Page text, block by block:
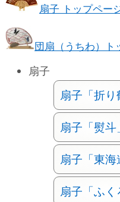
扇子 トップペー
団扇（うちわ）ト
扇子
扇子「折り
扇子「熨斗
扇子「東海
扇子「ふ